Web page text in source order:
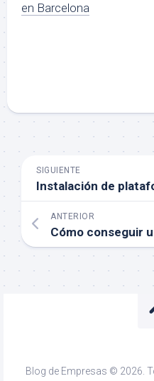
en Barcelona
SIGUIENTE
ANTERIOR
Blog de Empresas © 2026.